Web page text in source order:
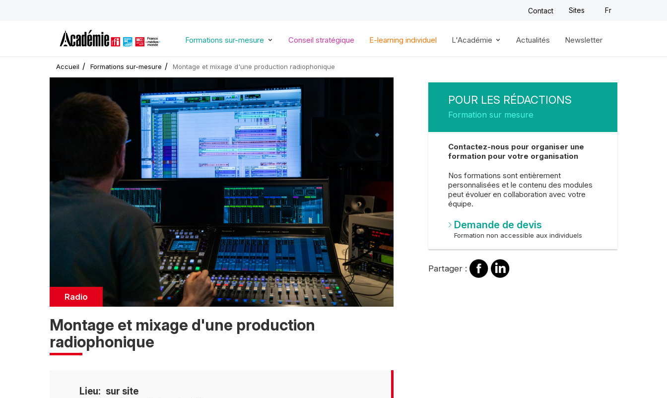
principal
Contact Sites Fr
Formations sur-mesure Conseil stratégique E-learning individuel L'Académie Actualités Newsletter
Accueil Formations sur-mesure Montage et mixage d'une production radiophonique
d'illustration
Catégorie
Radio
Montage et mixage d'une production
radiophonique
Lieu
sur site
POUR LES RÉDACTIONS
Formation sur mesure
Contactez-nous pour organiser une
formation pour votre organisation
Nos formations sont entièrement
personnalisées et le contenu des modules
peut évoluer en collaboration avec votre
équipe.
Demande de devis
Formation non accessible aux individuels
Partager : PartagerPartager